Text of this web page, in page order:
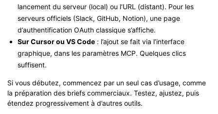
lancement du serveur (local) ou l’URL (distant). Pour les
serveurs officiels (Slack, GitHub, Notion), une page
d’authentification OAuth classique s’affiche.
Sur Cursor ou VS Code : l’ajout se fait via l’interface
graphique, dans les paramètres MCP. Quelques clics
suffisent.
Si vous débutez, commencez par un seul cas d’usage, comme
la préparation des briefs commerciaux. Testez, ajustez, puis
étendez progressivement à d’autres outils.